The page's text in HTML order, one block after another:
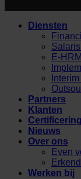
Diensten
Salaris
E-HRM
Partners
Klanten
Nieuws
Over ons
Even
Werken bij